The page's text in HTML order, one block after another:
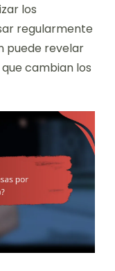
los
regularmente
puede revelar
cambian los